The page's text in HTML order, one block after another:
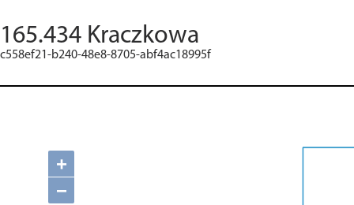
165.434 Kraczkowa
c558ef21-b240-48e8-8705-abf4ac18995f
+
−